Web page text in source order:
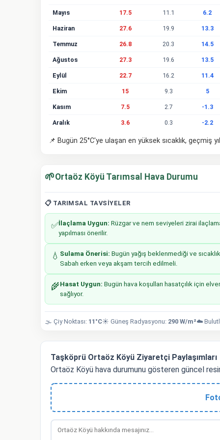
Mayıs 17.5 11.1 6.2
Haziran 27.6 19.9 13.3
Temmuz 26.8 20.3 14.5
Ağustos 27.3 19.6 13.5
Eylül 22.7 16.2 11.4
Ekim 15 9.3 5
Kasım 7.5 2.7 -1.3
Aralık 3.6 0.3 -2.2
📌 Bugün 25°C'ye ulaşan en yüksek sıcaklık, geçmiş
🌱Ortaöz Köyü Tarımsal Hava Durumu
📋 TARIMSAL TAVSIYELER
✅İlaçlama Uygun: Rüzgar ve nem seviyeleri zirai
yapılması önerilir.
💧 Sulama Önerisi: Bugün yağış beklenmediği ve
Sabah erken veya akşam tercih edilmeli.
🌾Hasat Uygun: Bugün hava koşulları hasatçılık için
sağlıyor.
🌫️ Çiy Noktası: 11°C☀️ Güneş Radyasyonu: 290 W/m²☁️
Taşköprü Ortaöz Köyü Ziyaretçi Paylaşımları
Ortaöz Köyü hava durumunu gösteren güncel